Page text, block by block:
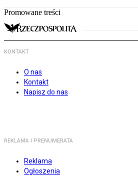
Promowane treści
KONTAKT
O nas
Kontakt
Napisz do nas
REKLAMA I PRENUMERATA
Reklama
Ogłoszenia